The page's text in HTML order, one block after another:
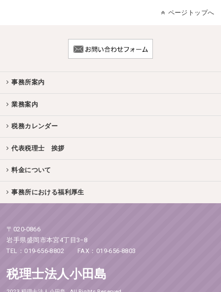
ページトップへ
事務所案内
業務案内
税務カレンダー
代表税理士 挨拶
料金について
事務所における福利厚生
〒020-0866
岩手県盛岡市本宮4丁目3−8
TEL：019-656-8802 FAX：019-656-8803
税理士法人小田島